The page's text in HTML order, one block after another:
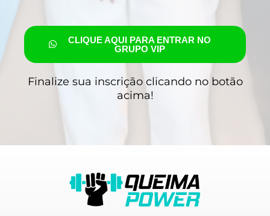
CLIQUE AQUI PARA ENTRAR NO
GRUPO VIP
Finalize sua inscrição clicando no botão
acima!